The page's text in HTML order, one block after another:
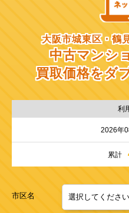
大阪市城東区・鶴
中古マンシ
買取価格をダ
利
2026年
累計
市区名